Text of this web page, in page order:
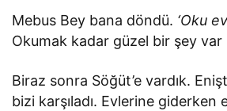
Mebus Bey bana döndü. ‘Oku
Okumak kadar güzel bir şey var
Biraz sonra Söğüt’e vardık.
bizi karşıladı. Evlerine giderken